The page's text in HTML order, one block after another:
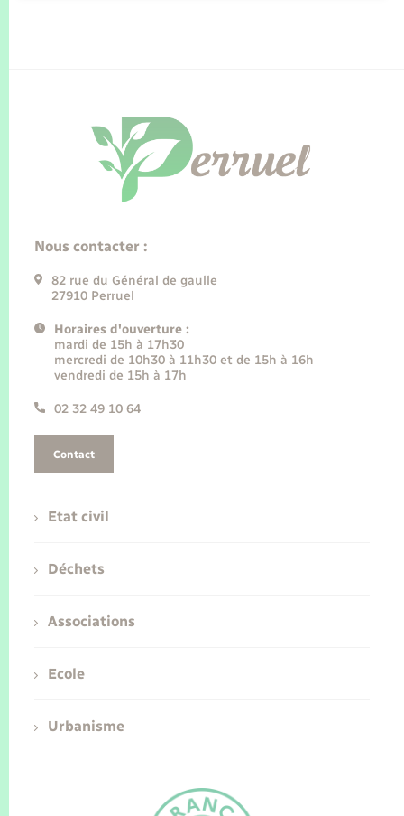
Nous contacter :
82 rue du Général de gaulle
27910 Perruel
Horaires d'ouverture :
mardi de 15h à 17h30
mercredi de 10h30 à 11h30 et de 15h à 16h
vendredi de 15h à 17h
02 32 49 10 64
Contact
Etat civil
Déchets
Associations
Ecole
Urbanisme